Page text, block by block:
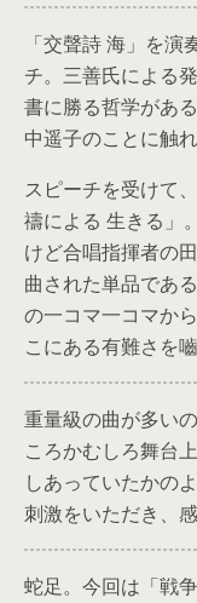
「交聲詩 海」を
チ。三善氏による
書に勝る哲学があ
中遥子のことに触れ
スピーチを受けて
禱による 生きる」
けど合唱指揮者の
曲された単品であ
の一コマ一コマか
こにある有難さを
重量級の曲が多い
ころかむしろ舞台
しあっていたかの
刺激をいただき、
蛇足。今回は「戦